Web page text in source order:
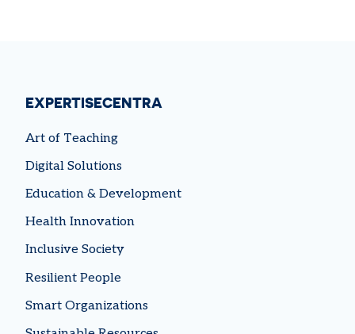
EXPERTISECENTRA
Art of Teaching
Digital Solutions
Education & Development
Health Innovation
Inclusive Society
Resilient People
Smart Organizations